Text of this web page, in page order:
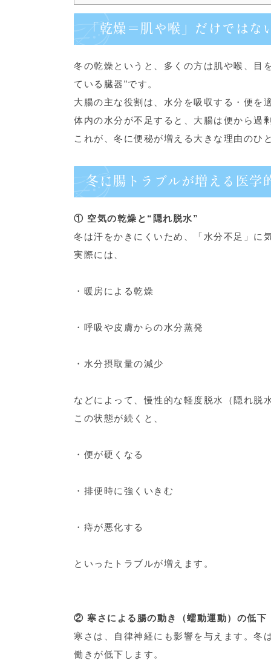
「乾燥＝肌や喉」だけでは
冬の乾燥というと、多くの方は肌や喉、目
ている臓器”です。
大腸の主な役割は、水分を吸収する・便を
体内の水分が不足すると、大腸は便から過
これが、冬に便秘が増える大きな理由のひ
冬に腸トラブルが増える医学
① 空気の乾燥と“隠れ脱水”
冬は汗をかきにくいため、「水分不足」に
実際には、
・暖房による乾燥
・呼吸や皮膚からの水分蒸発
・水分摂取量の減少
などによって、慢性的な軽度脱水（隠れ脱
この状態が続くと、
・便が硬くなる
・排便時に強くいきむ
・痔が悪化する
といったトラブルが増えます。
② 寒さによる腸の動き（蠕動運動）の低下
寒さは、自律神経にも影響を与えます。冬
働きが低下します。